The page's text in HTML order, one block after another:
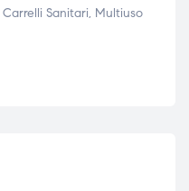
Carrelli Sanitari, Multiuso